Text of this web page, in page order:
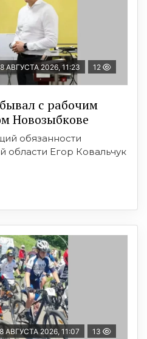
8 АВГУСТА 2026, 11:23 12
с рабочим
Новозыбкове
обязанности
области Егор Ковальчук
8 АВГУСТА 2026, 11:07 13